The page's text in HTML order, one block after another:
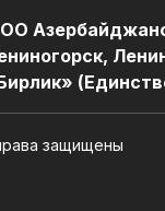
защищены